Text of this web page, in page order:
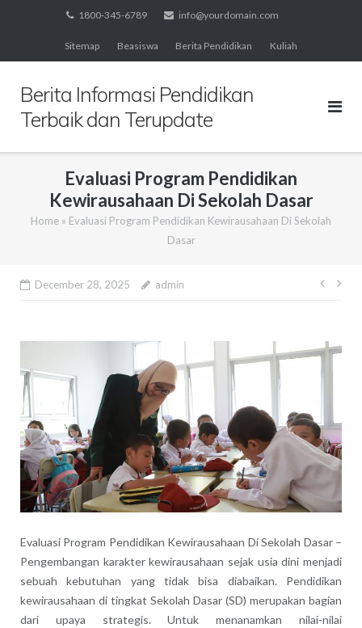
1800-345-6789 info@yourdomain.com
Sitemap Beasiswa Berita Pendidikan Kuliah
Berita Informasi Pendidikan
Terbaik dan Terupdate
Evaluasi Program Pendidikan
Kewirausahaan Di Sekolah Dasar
Home » Evaluasi Program Pendidikan Kewirausahaan Di Sekolah
Dasar
December 28, 2025 admin
Post
Evaluasi Program Pendidikan Kewirausahaan Di Sekolah Dasar –
Pengembangan karakter kewirausahaan sejak usia dini menjadi
sebuah kebutuhan yang tidak bisa diabaikan. Pendidikan
kewirausahaan di tingkat Sekolah Dasar (SD) merupakan bagian
dari upaya strategis. Untuk menanamkan nilai-nilai